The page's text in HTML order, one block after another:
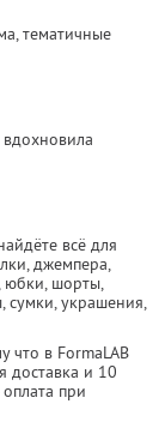
тематичные
всё для
джемпера,
юбки, шорты,
сумки, украшения,
что в FormaLAB
доставка и 10
при